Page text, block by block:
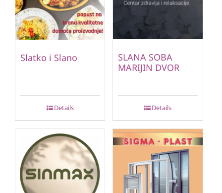
Slatko i Slano
Details
SLANA SOBA
MARIJIN DVOR
Details